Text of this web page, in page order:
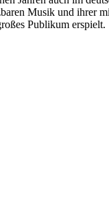
Musik und ihrer
Publikum erspielt.